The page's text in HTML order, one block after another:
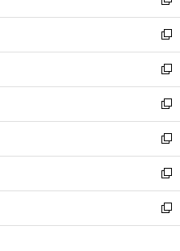
開
く
ウ
で
開
く
ン
ド
ウ
で
開
く
ウ
ィ
ン
ド
ウ
で
開
く
新
し
い
ウ
ィ
ン
ド
ウ
で
開
く
新
し
い
ウ
ィ
ン
ド
ウ
で
開
く
新
し
い
ウ
ィ
ン
ド
ウ
で
開
新
し
い
ウ
ィ
ン
ド
ウ
新
し
い
ウ
ィ
ン
新
し
い
ウ
新
し